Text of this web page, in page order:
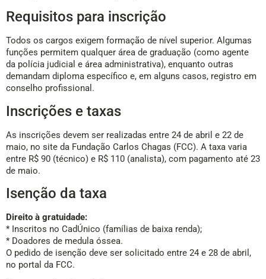
Requisitos para inscrição
Todos os cargos exigem formação de nível superior. Algumas
funções permitem qualquer área de graduação (como agente
da polícia judicial e área administrativa), enquanto outras
demandam diploma específico e, em alguns casos, registro em
conselho profissional.
Inscrições e taxas
As inscrições devem ser realizadas entre 24 de abril e 22 de
maio, no site da Fundação Carlos Chagas (FCC). A taxa varia
entre R$ 90 (técnico) e R$ 110 (analista), com pagamento até 23
de maio.
Isenção da taxa
Direito à gratuidade:
* Inscritos no CadÚnico (famílias de baixa renda);
* Doadores de medula óssea.
O pedido de isenção deve ser solicitado entre 24 e 28 de abril,
no portal da FCC.